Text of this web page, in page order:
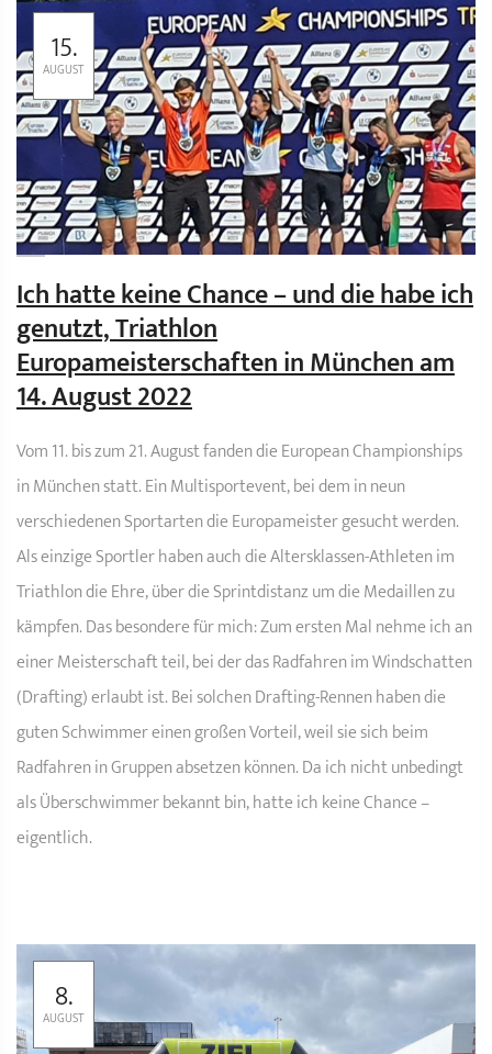
15.
AUGUST
Ich hatte keine Chance – und die habe ich
genutzt, Triathlon
Europameisterschaften in München am
14. August 2022
Vom 11. bis zum 21. August fanden die European Championships
in München statt. Ein Multisportevent, bei dem in neun
verschiedenen Sportarten die Europameister gesucht werden.
Als einzige Sportler haben auch die Altersklassen-Athleten im
Triathlon die Ehre, über die Sprintdistanz um die Medaillen zu
kämpfen. Das besondere für mich: Zum ersten Mal nehme ich an
einer Meisterschaft teil, bei der das Radfahren im Windschatten
(Drafting) erlaubt ist. Bei solchen Drafting-Rennen haben die
guten Schwimmer einen großen Vorteil, weil sie sich beim
Radfahren in Gruppen absetzen können. Da ich nicht unbedingt
als Überschwimmer bekannt bin, hatte ich keine Chance –
eigentlich.
8.
AUGUST